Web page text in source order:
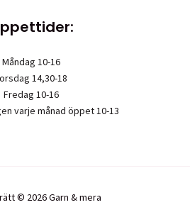
Måndag 10-16
14,30-18
Fredag 10-16
varje månad öppet 10-13
© 2026 Garn & mera